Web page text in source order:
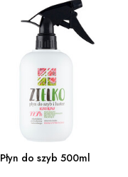
Płyn do szyb 500ml